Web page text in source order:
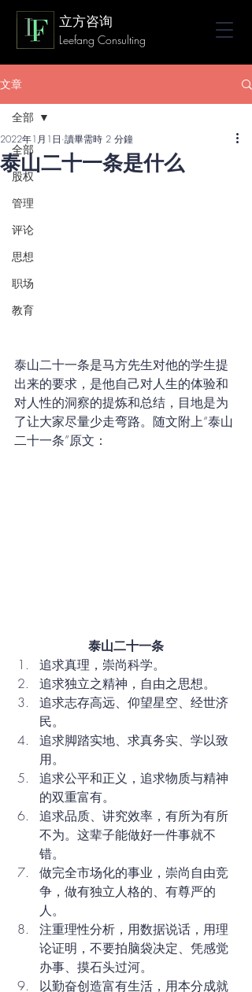
立方咨询
Leefang Consulting
文章
全部
股权
管理
评论
思想
职场
教育
全部
泰山二十一条是什么
2022年1月1日 讀畢需時 2 分鐘
泰山二十一条是马方先生对他的学生提
出来的要求，是他自己对人生的体验和
对人性的洞察的提炼和总结，目地是为
了让大家尽量少走弯路。随文附上“泰山
二十一条”原文：
泰山二十一条
追求真理，崇尚科学。
追求独立之精神，自由之思想。
追求志存高远、仰望星空、经世济
民。
追求脚踏实地、求真务实、学以致
用。
追求公平和正义，追求物质与精神
的双重富有。
追求品质、讲究效率，有所为有所
不为。这辈子能做好一件事就不
错。
做完全市场化的事业，崇尚自由竞
争，做有独立人格的、有尊严的
人。
注重理性分析，用数据说话，用理
论证明，不要拍脑袋决定、凭感觉
办事、摸石头过河。
以勤奋创造富有生活，用本分成就